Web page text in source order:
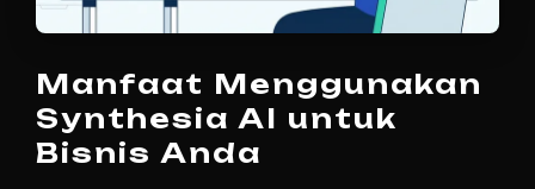
Manfaat Menggunakan
Synthesia AI untuk
Bisnis Anda